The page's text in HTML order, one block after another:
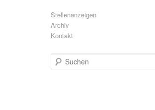
Stellenanzeigen
Archiv
Kontakt
u